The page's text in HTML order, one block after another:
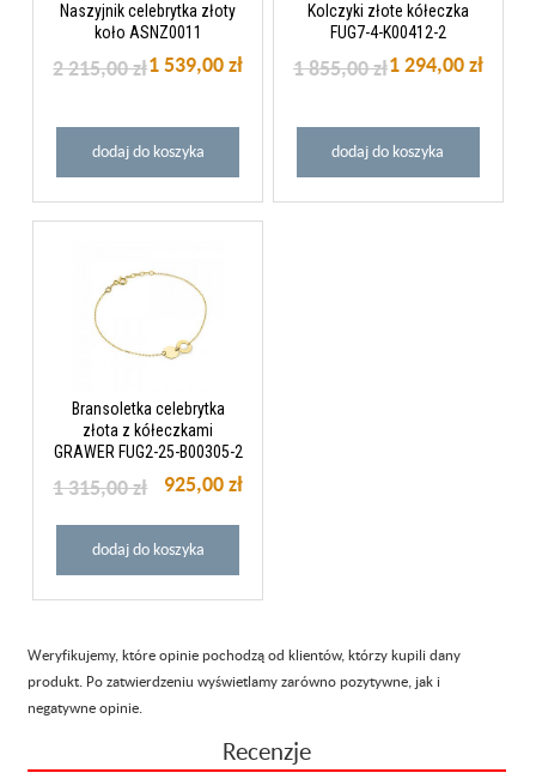
Naszyjnik celebrytka złoty
koło ASNZ0011
1 539,00 zł
2 215,00 zł
dodaj do koszyka
Kolczyki złote kółeczka
FUG7-4-K00412-2
1 294,00 zł
1 855,00 zł
dodaj do koszyka
Bransoletka celebrytka
złota z kółeczkami
GRAWER FUG2-25-B00305-2
925,00 zł
1 315,00 zł
dodaj do koszyka
Weryfikujemy, które opinie pochodzą od klientów, którzy kupili dany
produkt. Po zatwierdzeniu wyświetlamy zarówno pozytywne, jak i
negatywne opinie.
Recenzje